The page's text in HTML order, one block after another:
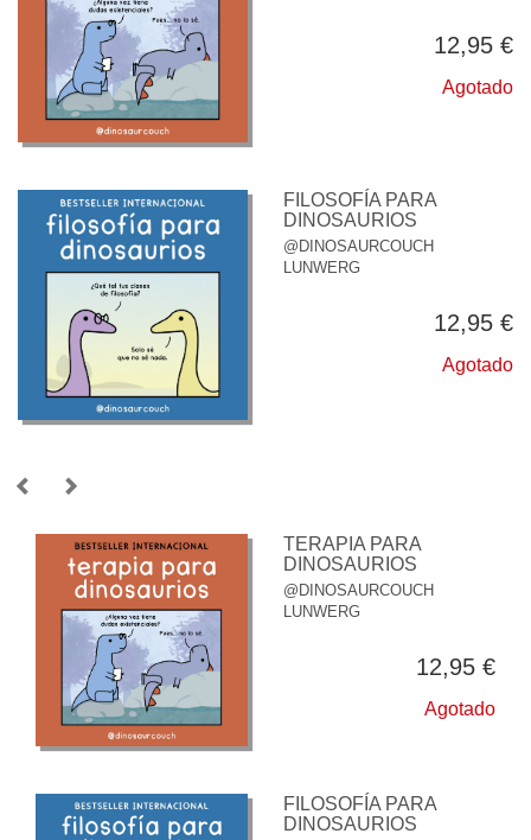
12,95 €
Agotado
FILOSOFÍA PARA
DINOSAURIOS
@DINOSAURCOUCH
LUNWERG
12,95 €
Agotado
TERAPIA PARA
DINOSAURIOS
@DINOSAURCOUCH
LUNWERG
12,95 €
Agotado
FILOSOFÍA PARA
DINOSAURIOS